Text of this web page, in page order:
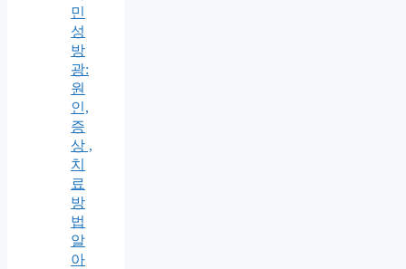
민
성
방
광:
원
인,
증
상 ,
치
료
방
법
알
아